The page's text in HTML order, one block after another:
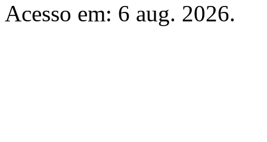
Acesso em: 6 aug. 2026.